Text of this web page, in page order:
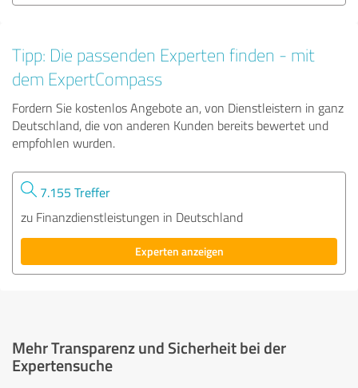
Tipp: Die passenden Experten finden - mit
dem ExpertCompass
Fordern Sie kostenlos Angebote an, von Dienstleistern in ganz
Deutschland, die von anderen Kunden bereits bewertet und
empfohlen wurden.
7.155 Treffer
zu Finanzdienstleistungen in Deutschland
Experten anzeigen
Mehr Transparenz und Sicherheit bei der
Expertensuche